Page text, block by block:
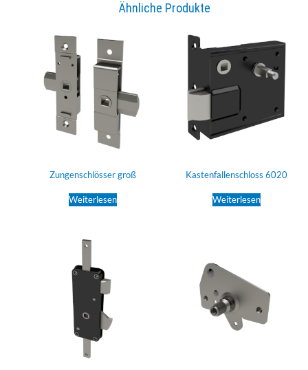
Ähnliche Produkte
Zungenschlösser groß
Weiterlesen
Kastenfallenschloss 6020
Weiterlesen